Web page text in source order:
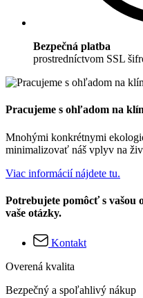
Bezpečná platba
prostredníctvom SSL
Pracujeme s ohľadom na
Mnohými konkrétnymi
minimalizovať náš vplyv na
Viac informácií nájdete tu.
Potrebujete pomôcť s vašou
vaše otázky.
Kontakt
Overená kvalita
Bezpečný a spoľahlivý nákup